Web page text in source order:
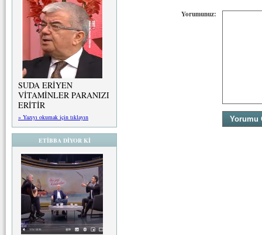
SUDA ERİYEN
VİTAMİNLER PARANIZI
ERİTİR
» Yazıyı okumak için tıklayın
ETİBBA DİYOR Kİ
Yorumunuz: